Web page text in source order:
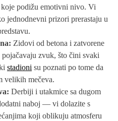
koje podižu emotivni nivo. Vi
jednodnevni prizori prerastaju u
Zidovi od betona i zatvorene
zvuk, što čini svaki
stadioni su poznati po tome da
velikih mečeva.
Derbiji i utakmice sa dugom
naboj — vi dolazite s
koji oblikuju atmosferu